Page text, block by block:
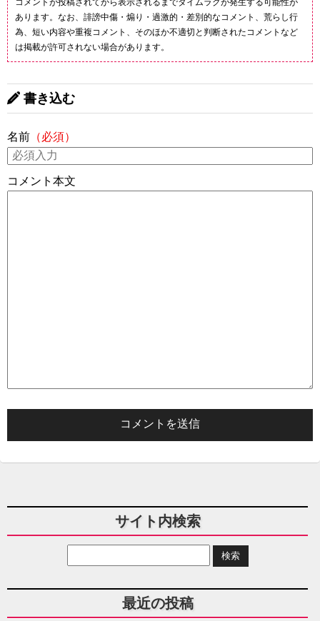
あります。なお、誹謗中傷・煽り・過激的・差別的なコメント、荒らし行
為、短い内容や重複コメント、そのほか不適切と判断されたコメントなど
は掲載が許可されない場合があります。
書き込む
名前 （必須）
コメント本文
サイト内検索
最近の投稿